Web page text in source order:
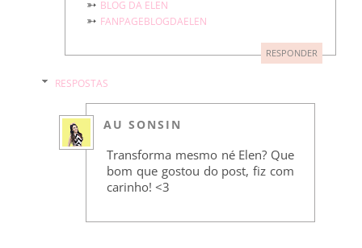
➳ BLOG DA ELEN
➳ FANPAGEBLOGDAELEN
RESPONDER
RESPOSTAS
AU SONSIN
Transforma mesmo né Elen? Que
bom que gostou do post, fiz com
carinho! <3